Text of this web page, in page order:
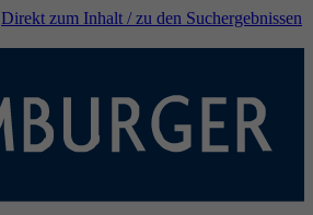
Direkt zum Inhalt / zu den Suchergebnissen